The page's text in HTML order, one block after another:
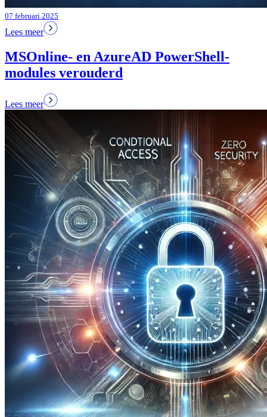
07 februari 2025
Lees meer
MSOnline- en AzureAD PowerShell-
modules verouderd
Lees meer